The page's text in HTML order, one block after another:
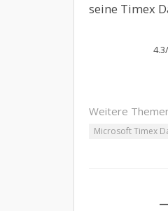
seine Timex
Weitere
Microsoft Timex